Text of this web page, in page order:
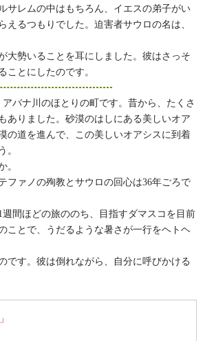
サレムの中はもちろん、イエスの弟子がい
るつもりでした。迫害者サウロの名は、
大勢いることを耳にしました。彼はさっそ
ことにしたのです。
バナ川のほとりの町です。昔から、たくさ
ありました。砂漠のはしにある美しいオア
の道を進んで、この美しいオアシスに到着
。
。
ファノの殉教とサウロの回心は36年ごろで
間ほどの旅ののち、目指すダマスコを目前
ことで、うだるような暑さが一行をヘトヘ
です。彼は倒れながら、自分に呼びかける